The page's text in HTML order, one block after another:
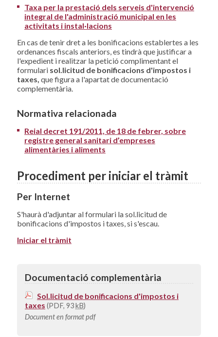
Taxa per la prestació dels serveis d'intervenció
integral de l'administració municipal en les
activitats i instal·lacions
En cas de tenir dret a les bonificacions establertes a les
ordenances fiscals anteriors, es tindrà que justificar a
l'expedient i realitzar la petició complimentant el
formulari sol.licitud de bonificacions d'impostos i
taxes, que figura a l'apartat de documentació
complementària.
Normativa relacionada
Reial decret 191/2011, de 18 de febrer, sobre
registre general sanitari d’empreses
alimentàries i aliments
Procediment per iniciar el tràmit
Per Internet
S'haurà d'adjuntar al formulari la sol.licitud de
bonificacions d'impostos i taxes, si s'escau.
Iniciar el tràmit
Documentació complementària
Sol.licitud de bonificacions d'impostos i
taxes (PDF, 93kB)
Document en format pdf